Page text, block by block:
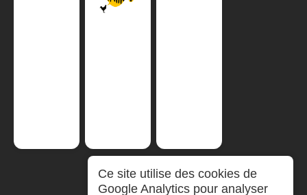
Ce site utilise des cookies de
Google Analytics pour analyser